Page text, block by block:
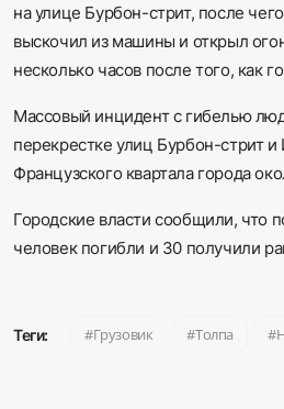
на улице Бурбон-стрит, после
выскочил из машины и открыл
несколько часов после того, как
Массовый инцидент с гибелью
перекрестке улиц Бурбон-стрит
Французского квартала города
Городские власти сообщили, что
человек погибли и 30 получили
Теги: Грузовик Толпа